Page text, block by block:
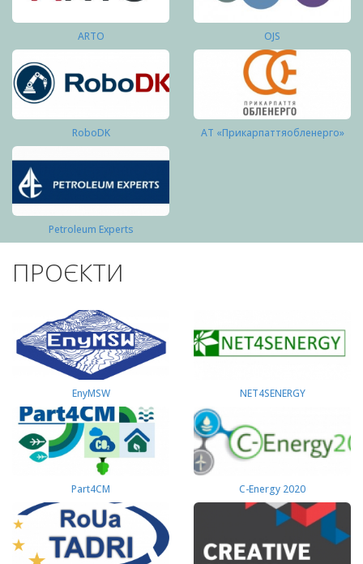
ARTO OJS
RoboDK АТ «Прикарпаттяобленерго»
Petroleum Experts
ПРОЄКТИ
EnyMSW NET4SENERGY
Part4СМ C-Energy 2020